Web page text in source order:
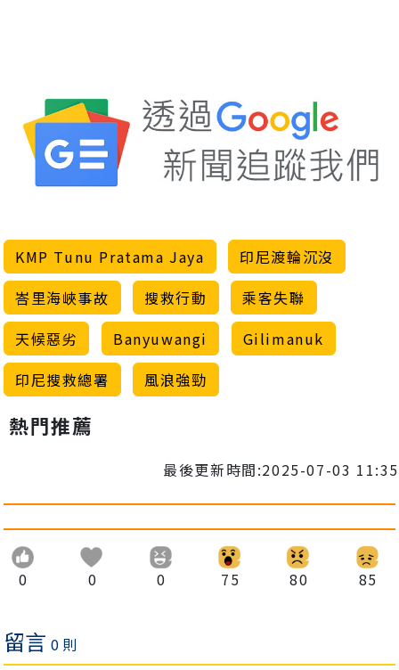
KMP Tunu Pratama Jaya
印尼渡輪沉沒
峇里海峽事故
搜救行動
乘客失聯
天候惡劣
Banyuwangi
Gilimanuk
印尼搜救總署
風浪強勁
熱門推薦
最後更新時間:2025-07-03 11:35
0 0 0 75 80 85